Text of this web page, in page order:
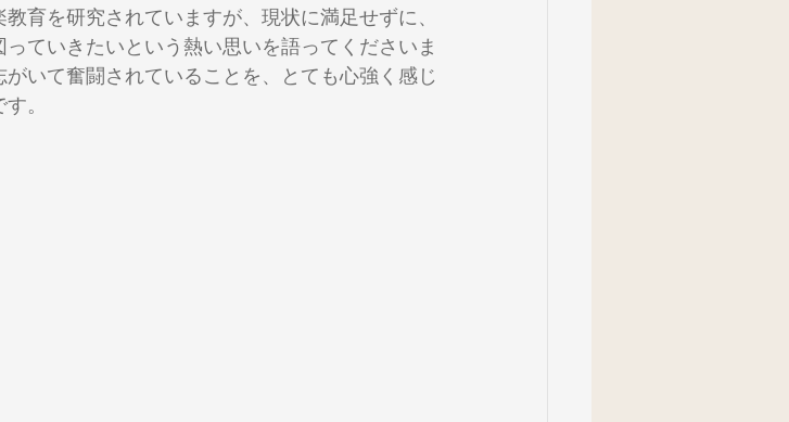
教材・教具 ICT活用_３年 ICT活用_４年
育を研究されていますが、現状に満足せずに、
ていきたいという熱い思いを語ってくださいま
いて奮闘されていることを、とても心強く感じ
。